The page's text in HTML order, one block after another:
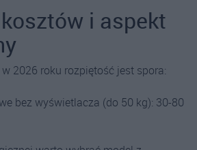
i aspekt
2026 roku rozpiętość jest spora:
bez wyświetlacza (do 50 kg): 30-80